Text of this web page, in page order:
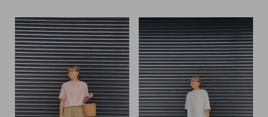
性別
MENS LADIES KIDS
カテゴリ